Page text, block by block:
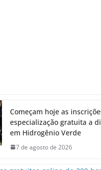
Começam hoje as
especialização gratuita a
em Hidrogênio Verde
7 de agosto de 2026